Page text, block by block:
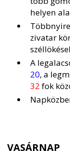
helyen
zivatar
A
20, a
32 fok
VASÁRNAP